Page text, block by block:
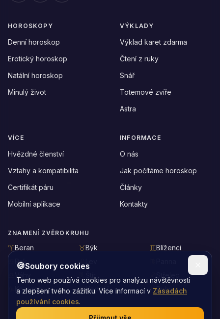
HOROSKOPY
Denní horoskop
Erotický horoskop
Natální horoskop
Minulý život
VÝKLADY
Výklad karet zdarma
Čtení z ruky
Snář
Totemové zvíře
Astra
VÍCE
Hvězdné členství
Vztahy a kompatibilita
Certifikát páru
Mobilní aplikace
INFORMACE
O nás
Jak počítáme horoskop
Články
Kontakty
ZNAMENÍ ZVĚROKRUHU
Beran Býk
Blíženci
Rak
Kozoroh
Vodnář Ryby
🍪Soubory cookies
Tento web používá cookies pro analýzu návštěvnosti
a zlepšení tvého zážitku. Více informací v Zásadách
používání cookies.